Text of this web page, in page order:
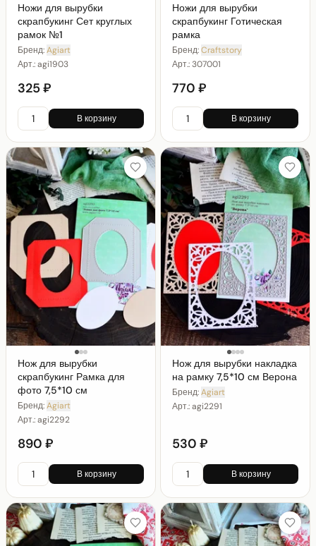
Ножи для вырубки
скрапбукинг Сет круглых
рамок №1
Бренд:Agiart
Арт.:agi1903
325 ₽
В корзину
Ножи для вырубки
скрапбукинг Готическая
рамка
Бренд:Craftstory
Арт.:307001
770 ₽
В корзину
Нож для вырубки
скрапбукинг Рамка для
фото 7,5*10 см
Бренд:Agiart
Арт.:agi2292
890 ₽
В корзину
Нож для вырубки накладка
на рамку 7,5*10 см Верона
Бренд:Agiart
Арт.:agi2291
530 ₽
В корзину